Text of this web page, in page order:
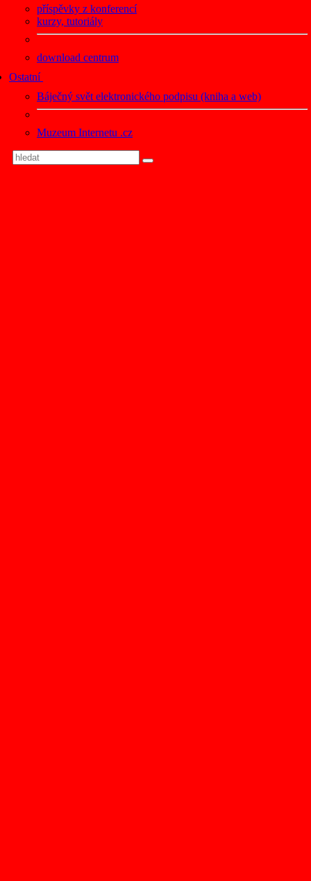
příspěvky z konferencí
kurzy, tutoriály
download centrum
Ostatní
Báječný svět elektronického podpisu (kniha a web)
Muzeum Internetu .cz